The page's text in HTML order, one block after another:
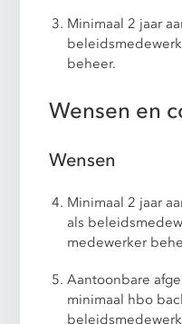
Minimaal 2 jaar
beheer.
Wensen en
Wensen
Minimaal 2 jaar
als
medewerker
Aantoonbare
minimaal hbo